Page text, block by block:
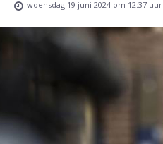
woensdag 19 juni 2024 om 12:37 uur